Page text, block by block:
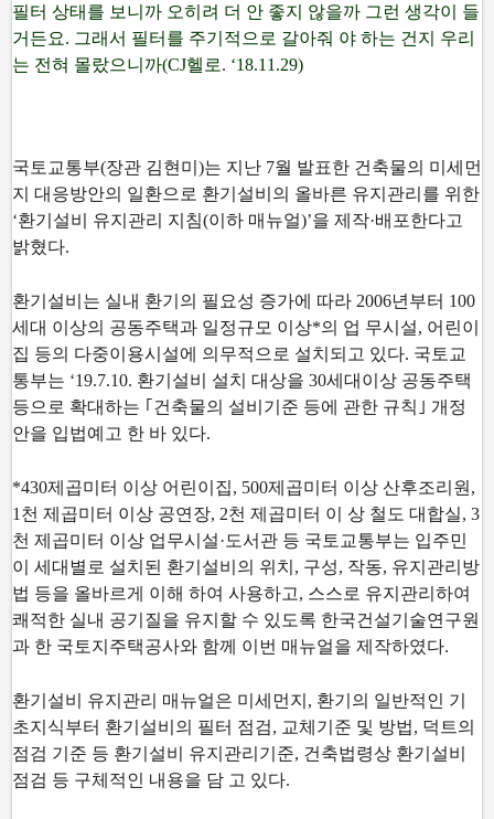
필터 상태를 보니까 오히려 더 안 좋지 않을까 그런 생각이 들
거든요. 그래서 필터를 주기적으로 갈아줘 야 하는 건지 우리
는 전혀 몰랐으니까(CJ헬로. ‘18.11.29)
국토교통부(장관 김현미)는 지난 7월 발표한 건축물의 미세먼
지 대응방안의 일환으로 환기설비의 올바른 유지관리를 위한
‘환기설비 유지관리 지침(이하 매뉴얼)’을 제작·배포한다고
밝혔다.
환기설비는 실내 환기의 필요성 증가에 따라 2006년부터 100
세대 이상의 공동주택과 일정규모 이상*의 업 무시설, 어린이
집 등의 다중이용시설에 의무적으로 설치되고 있다. 국토교
통부는 ‘19.7.10. 환기설비 설치 대상을 30세대이상 공동주택
등으로 확대하는 ｢건축물의 설비기준 등에 관한 규칙｣ 개정
안을 입법예고 한 바 있다.
*430제곱미터 이상 어린이집, 500제곱미터 이상 산후조리원,
1천 제곱미터 이상 공연장, 2천 제곱미터 이 상 철도 대합실, 3
천 제곱미터 이상 업무시설·도서관 등 국토교통부는 입주민
이 세대별로 설치된 환기설비의 위치, 구성, 작동, 유지관리방
법 등을 올바르게 이해 하여 사용하고, 스스로 유지관리하여
쾌적한 실내 공기질을 유지할 수 있도록 한국건설기술연구원
과 한 국토지주택공사와 함께 이번 매뉴얼을 제작하였다.
환기설비 유지관리 매뉴얼은 미세먼지, 환기의 일반적인 기
초지식부터 환기설비의 필터 점검, 교체기준 및 방법, 덕트의
점검 기준 등 환기설비 유지관리기준, 건축법령상 환기설비
점검 등 구체적인 내용을 담 고 있다.